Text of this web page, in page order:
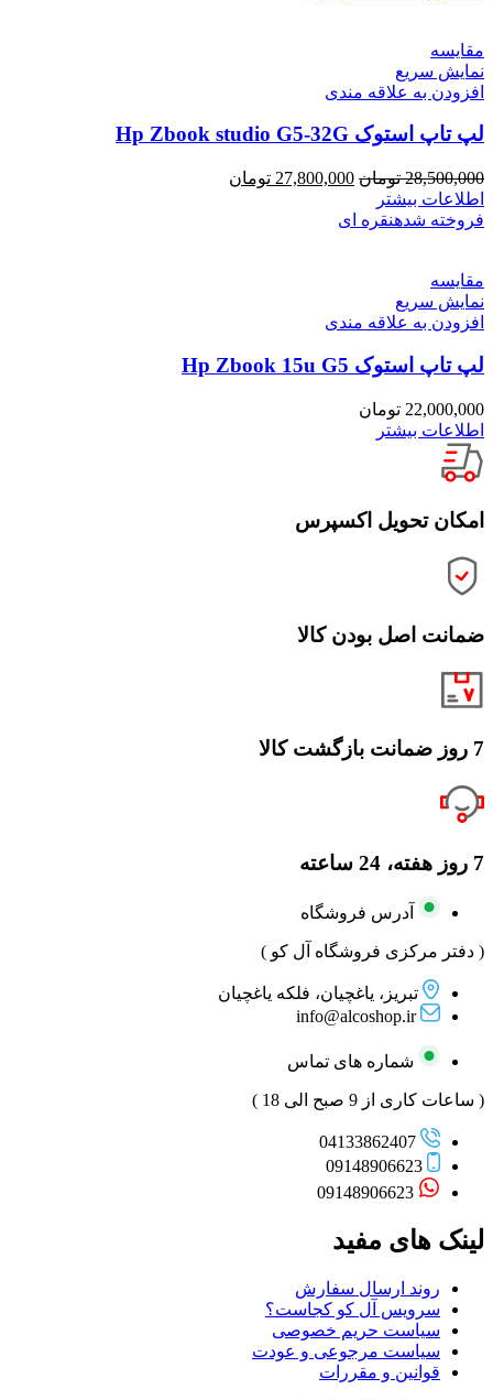
مقايسه
نمایش سریع
افزودن به علاقه مندی
لپ تاپ استوک Hp Zbook studio G5-32G
28,500,000 تومان 27,800,000 تومان
اطلاعات بیشتر
فروخته شدهنقره ای
مقايسه
نمایش سریع
افزودن به علاقه مندی
لپ تاپ استوک Hp Zbook 15u G5
22,000,000 تومان
اطلاعات بیشتر
امکان تحویل اکسپرس
ضمانت اصل بودن کالا
7 روز ضمانت بازگشت کالا
7 روز هفته، 24 ساعته
آدرس فروشگاه
( دفتر مرکزی فروشگاه آل کو )
تبریز، یاغچیان، فلکه یاغچیان
info@alcoshop.ir
شماره های تماس
( ساعات کاری از 9 صبح الی 18 )
04133862407
09148906623
09148906623
لینک های مفید
روند ارسال سفارش
سرویس آل کو کجاست؟
سیاست حریم خصوصی
سیاست مرجوعی و عودت
قوانین و مقررات